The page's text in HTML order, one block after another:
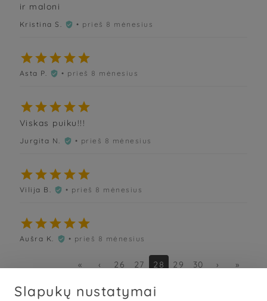
ir maloni
Kristina S.  • prieš 8 mėnesius

Asta P.  • prieš 8 mėnesius

Viskas puiku!!!
Jurgita N.  • prieš 8 mėnesius

Vilija B.  • prieš 8 mėnesius

Aušra K.  • prieš 8 mėnesius
« ‹ 26 27 28 29 30 › »
Slapukų nustatymai